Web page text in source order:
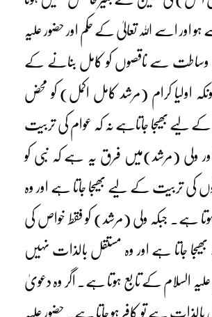
اور اسے اللہ تعالیٰ کے حکم اور حضور علیہ
کی وساطت سے ناقصوں کو کامل بنانے کے
کیونکہ اولیا کرام (مرشد کامل اکمل) کو محض
لیے بھیجا جاتاہے نہ کہ عوام کی تربیت
ولی (مرشد)میں فرق یہ ہے کہ نبی کو
کی تربیت کے لیے بھیجا جاتا ہے اور وہ
ہے۔ جبکہ ولی (مرشد) کو فقط خواص کی
جاتا ہے اور وہ مستقل بالذات نہیں
علیہ السلام کے تابع ہوتا ہے۔ اگر وہ دعویٰ
ہے تو کافر ہو جاتا ہے۔ حضور علیہ